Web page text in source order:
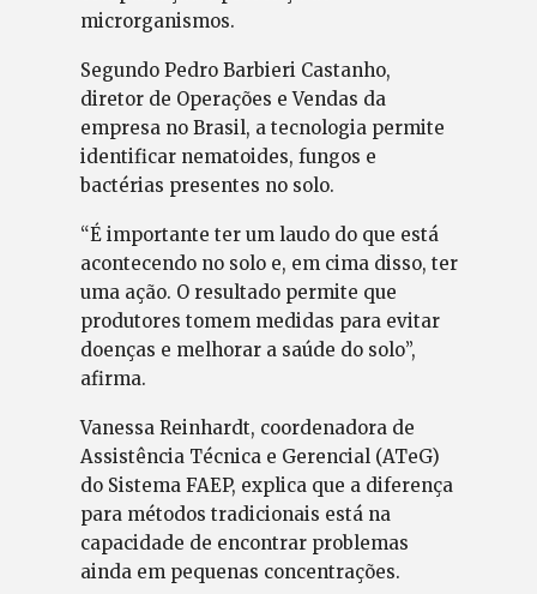
microrganismos.
Segundo Pedro Barbieri Castanho,
diretor de Operações e Vendas da
empresa no Brasil, a tecnologia permite
identificar nematoides, fungos e
bactérias presentes no solo.
“É importante ter um laudo do que está
acontecendo no solo e, em cima disso, ter
uma ação. O resultado permite que
produtores tomem medidas para evitar
doenças e melhorar a saúde do solo”,
afirma.
Vanessa Reinhardt, coordenadora de
Assistência Técnica e Gerencial (ATeG)
do Sistema FAEP, explica que a diferença
para métodos tradicionais está na
capacidade de encontrar problemas
ainda em pequenas concentrações.